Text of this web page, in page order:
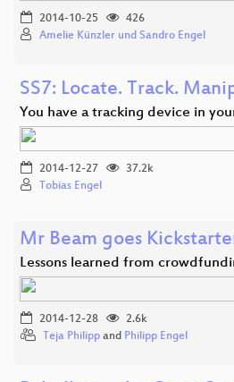
2014-10-25
426
Amelie Künzler und Sandro Engel
SS7: Locate. Track.
You have a tracking device in
2014-12-27
37.2k
Tobias Engel
Mr Beam goes
Lessons learned from
2014-12-28
2.6k
Teja Philipp and Philipp Engel